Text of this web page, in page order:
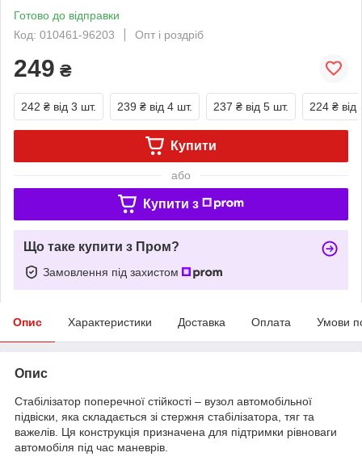
Готово до відправки
Код: 010461-96203
Опт і роздріб
249 ₴
242 ₴ від 3 шт. 239 ₴ від 4 шт. 237 ₴ від 5 шт. 224 ₴ від
Купити
або
Купити з
Що таке купити з Пром?
Замовлення під захистом
Опис Характеристики Доставка Оплата Умови
Опис
Стабілізатор поперечної стійкості – вузол автомобільної
підвіски, яка складається зі стержня стабілізатора, тяг та
важелів. Ця конструкція призначена для підтримки рівноваги
автомобіля під час маневрів.